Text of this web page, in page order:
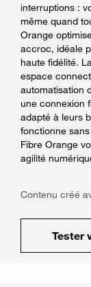
interruptions :
même quand
Orange
accroc, idéale
haute fidélité.
espace
automatisation
une connexion
adapté à leurs
fonctionne
Fibre Orange
agilité
Contenu créé
Tester